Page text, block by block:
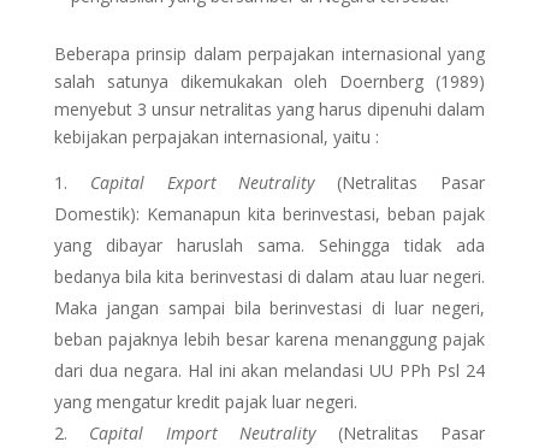
Beberapa prinsip dalam perpajakan internasional yang
salah satunya dikemukakan oleh Doernberg (1989)
menyebut 3 unsur netralitas yang harus dipenuhi dalam
kebijakan perpajakan internasional, yaitu :
Capital Export Neutrality(Netralitas Pasar
Domestik): Kemanapun kita berinvestasi, beban pajak
yang dibayar haruslah sama. Sehingga tidak ada
bedanya bila kita berinvestasi di dalam atau luar negeri.
Maka jangan sampai bila berinvestasi di luar negeri,
beban pajaknya lebih besar karena menanggung pajak
dari dua negara. Hal ini akan melandasi UU PPh Psl 24
yang mengatur kredit pajak luar negeri.
Capital Import Neutrality(Netralitas Pasar